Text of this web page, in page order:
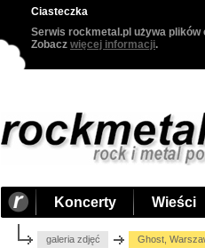
Ciasteczka
Serwis rockmetal.pl używa
Zobacz więcej informacji.
Koncerty Wieści
galeria zdjęć Ghost,